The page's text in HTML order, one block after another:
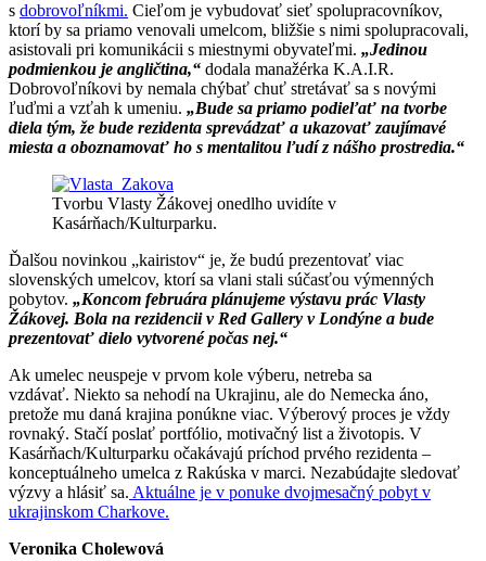
s dobrovoľníkmi. Cieľom je vybudovať sieť spolupracovníkov,
ktorí by sa priamo venovali umelcom, bližšie s nimi spolupracovali,
asistovali pri komunikácii s miestnymi obyvateľmi. „Jedinou
podmienkou je angličtina,“ dodala manažérka K.A.I.R.
Dobrovoľníkovi by nemala chýbať chuť stretávať sa s novými
ľuďmi a vzťah k umeniu. „Bude sa priamo podieľať na tvorbe
diela tým, že bude rezidenta sprevádzať a ukazovať zaujímavé
miesta a oboznamovať ho s mentalitou ľudí z nášho prostredia.“
Tvorbu Vlasty Žákovej onedlho uvidíte v
Kasárňach/Kulturparku.
Ďalšou novinkou „kairistov“ je, že budú prezentovať viac
slovenských umelcov, ktorí sa vlani stali súčasťou výmenných
pobytov. „Koncom februára plánujeme výstavu prác Vlasty
Žákovej. Bola na rezidencii v Red Gallery v Londýne a bude
prezentovať dielo vytvorené počas nej.“
Ak umelec neuspeje v prvom kole výberu, netreba sa
vzdávať. Niekto sa nehodí na Ukrajinu, ale do Nemecka áno,
pretože mu daná krajina ponúkne viac. Výberový proces je vždy
rovnaký. Stačí poslať portfólio, motivačný list a životopis. V
Kasárňach/Kulturparku očakávajú príchod prvého rezidenta –
konceptuálneho umelca z Rakúska v marci. Nezabúdajte sledovať
výzvy a hlásiť sa. Aktuálne je v ponuke dvojmesačný pobyt v
ukrajinskom Charkove.
Veronika Cholewová